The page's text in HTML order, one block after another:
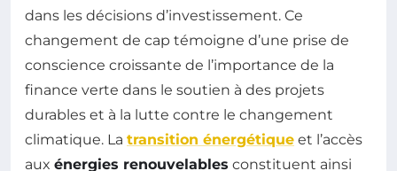
dans les décisions d’investissement. Ce
changement de cap témoigne d’une prise de
conscience croissante de l’importance de la
finance verte dans le soutien à des projets
durables et à la lutte contre le changement
climatique. La transition énergétique et l’accès
aux énergies renouvelables constituent ainsi